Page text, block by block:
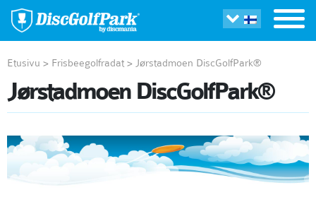
Etusivu > Frisbeegolfradat > Jørstadmoen DiscGolfPark®
Jørstadmoen DiscGolfPark®